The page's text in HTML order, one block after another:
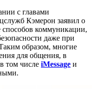
с главами
Кэмерон заявил о
способов коммуникации,
даже при
образом, многие
для общения, в
том числе iMessage и